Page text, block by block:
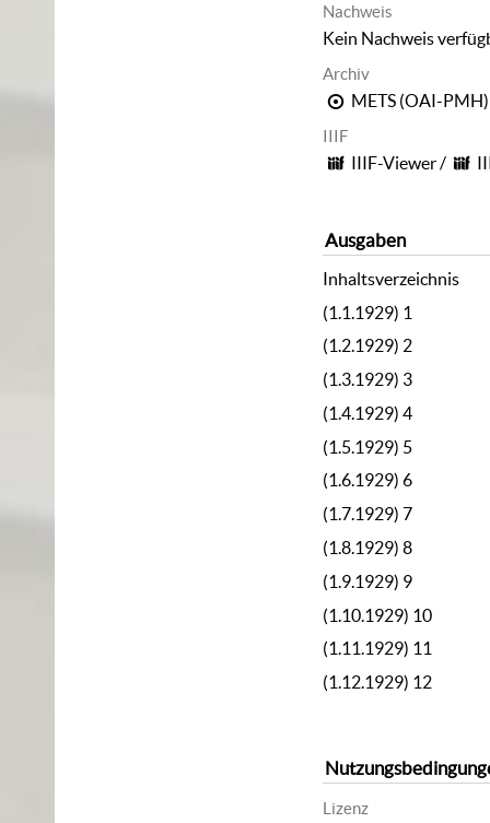
Nachweis
Kein Nachweis
Archiv
METS (OAI-PMH)
IIIF
IIIF-Viewer/
Ausgaben
Inhaltsverzeichnis
(1.1.1929) 1
(1.2.1929) 2
(1.3.1929) 3
(1.4.1929) 4
(1.5.1929) 5
(1.6.1929) 6
(1.7.1929) 7
(1.8.1929) 8
(1.9.1929) 9
(1.10.1929) 10
(1.11.1929) 11
(1.12.1929) 12
Lizenz